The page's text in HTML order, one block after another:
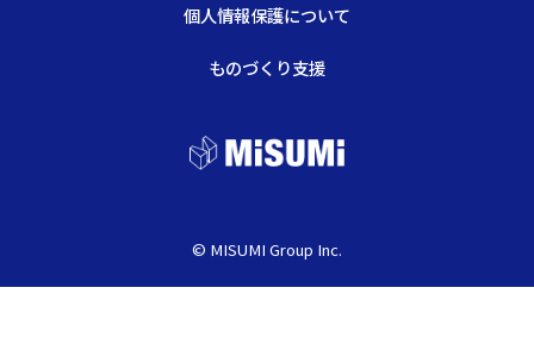
個人情報保護について
ものづくり支援
© MISUMI Group Inc.